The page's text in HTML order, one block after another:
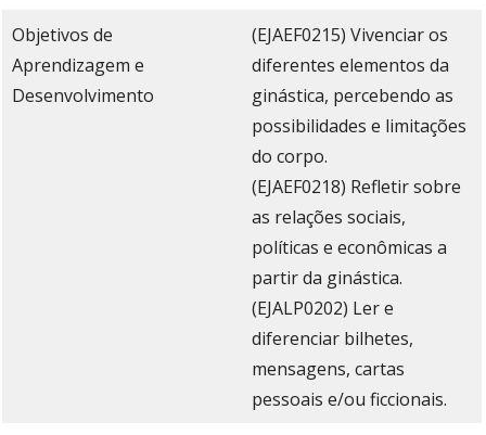
Objetivos de
Aprendizagem e
Desenvolvimento
(EJAEF0215) Vivenciar os
diferentes elementos da
ginástica, percebendo as
possibilidades e limitações
do corpo.
(EJAEF0218) Refletir sobre
as relações sociais,
políticas e econômicas a
partir da ginástica.
(EJALP0202) Ler e
diferenciar bilhetes,
mensagens, cartas
pessoais e/ou ficcionais.